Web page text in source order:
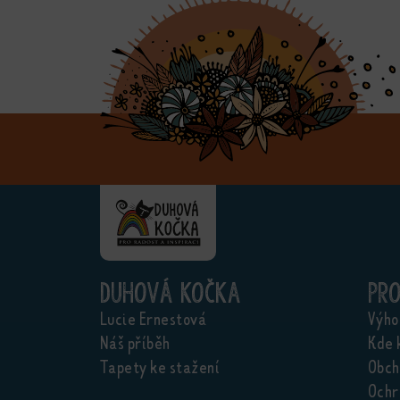
Duhová kočka
Lucie Ernestová
Náš příběh
Tapety ke stažení
Kde